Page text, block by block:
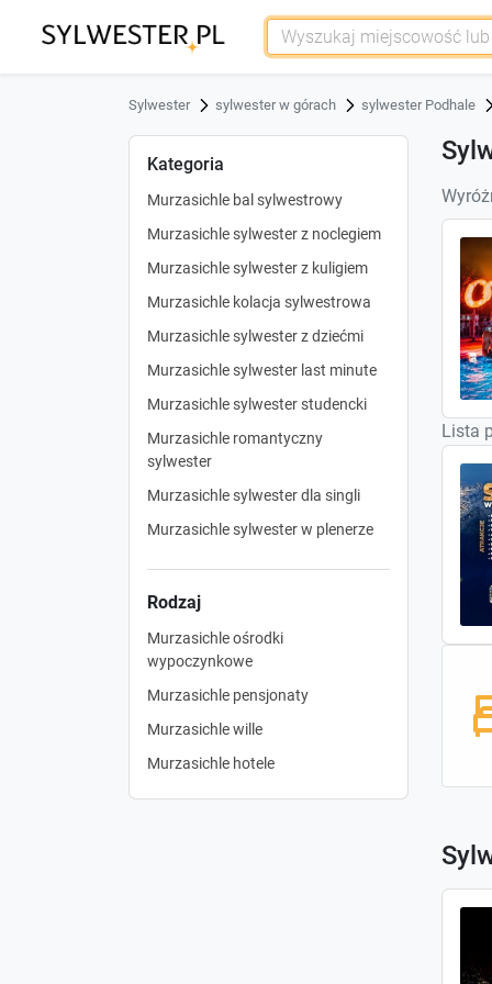
Sylwester sylwester w górach sylwester Podhale
Kategoria
Murzasichle bal sylwestrowy
Murzasichle sylwester z noclegiem
Murzasichle sylwester z kuligiem
Murzasichle kolacja sylwestrowa
Murzasichle sylwester z dziećmi
Murzasichle sylwester last minute
Murzasichle sylwester studencki
Murzasichle romantyczny
sylwester
Murzasichle sylwester dla singli
Murzasichle sylwester w plenerze
Rodzaj
Murzasichle ośrodki
wypoczynkowe
Murzasichle pensjonaty
Murzasichle wille
Murzasichle hotele
Lista